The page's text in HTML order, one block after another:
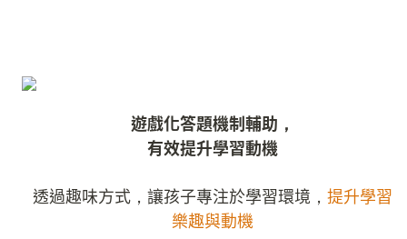
遊戲化答題機制輔助，
有效提升學習動機
透過趣味方式，讓孩子專注於學習環境， 提升學習
樂趣與動機